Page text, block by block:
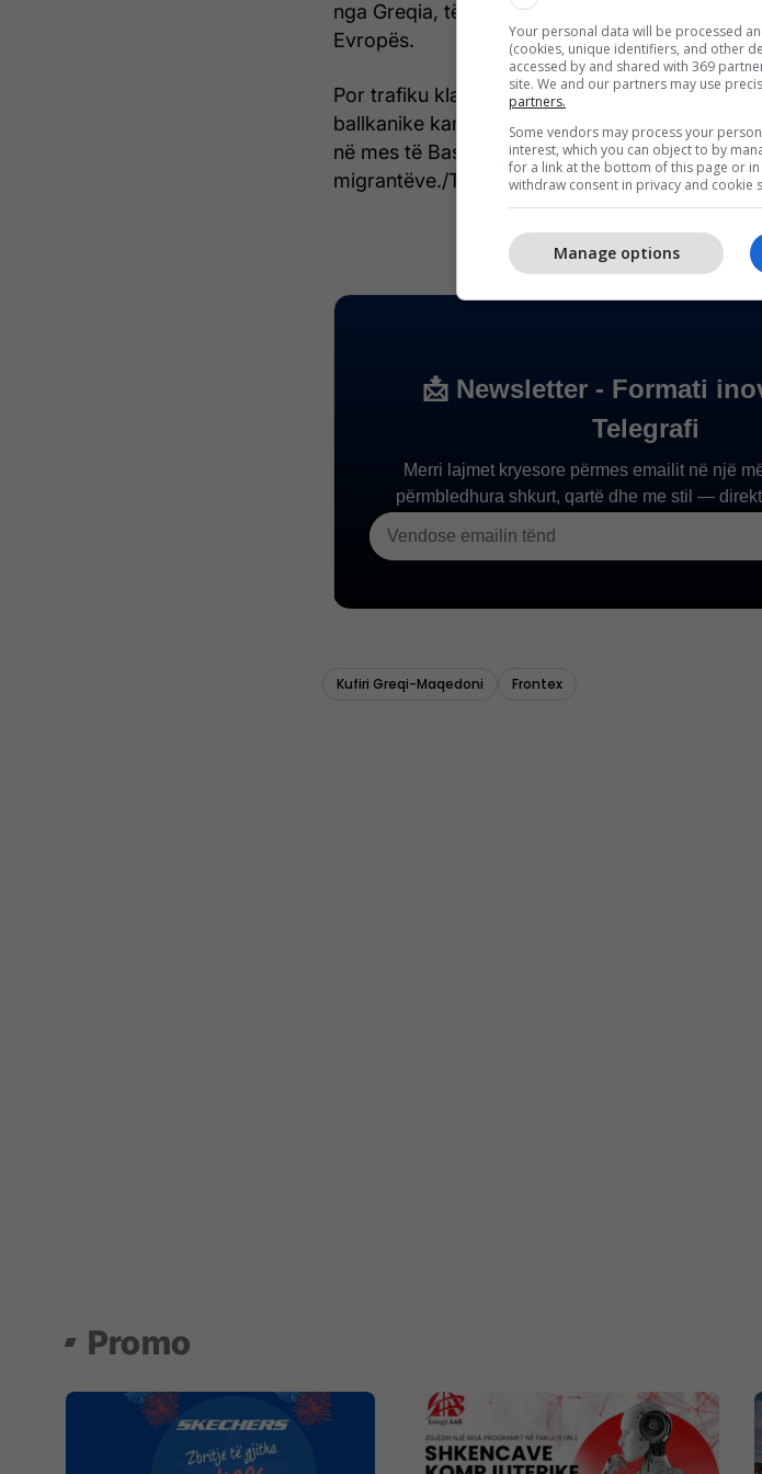
nga Greqia, të cilët më pas do të vazhdonin
Evropës.
Por trafiku klandestin është zbutur shumë
ballkanike kanë mbyllur kufijtë e tyre si rezultat
në mes të Bashkimit Evropian dhe Turqisë,
migrantëve./Telegrafi/
Your personal data will be processed
(cookies, unique identifiers, and other
accessed by and shared with 369
site. We and our partners may use
partners.
Some vendors may process your
interest, which you can object to by
for a link at the bottom of this page or
withdraw consent in privacy and cookie
Manage options